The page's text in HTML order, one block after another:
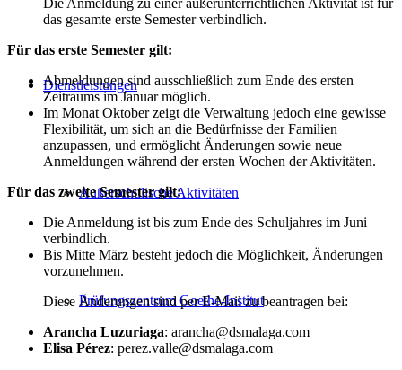
Dienstleistungen
Außerschulische Aktivitäten
Prüfungszentrum Goethe-Institut
Die Anmeldung zu einer außerunterrichtlichen Aktivität ist für
das gesamte erste Semester verbindlich.
Für das erste Semester gilt:
Abmeldungen sind ausschließlich zum Ende des ersten
Zeitraums im Januar möglich.
Im Monat Oktober zeigt die Verwaltung jedoch eine gewisse
Flexibilität, um sich an die Bedürfnisse der Familien
anzupassen, und ermöglicht Änderungen sowie neue
Anmeldungen während der ersten Wochen der Aktivitäten.
Für das zweite Semester gilt:
Die Anmeldung ist bis zum Ende des Schuljahres im Juni
verbindlich.
Bis Mitte März besteht jedoch die Möglichkeit, Änderungen
vorzunehmen.
Diese Änderungen sind per E-Mail zu beantragen bei:
Arancha Luzuriaga: arancha@dsmalaga.com
Elisa Pérez: perez.valle@dsmalaga.com